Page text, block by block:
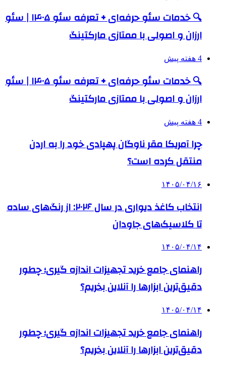
🔍 خدمات سئو حرفه‌ای + تعرفه سئو ۱۴۰۵ | سئو
ارزان و اصولی با ممتازی مارکتینگ
4 هفته پیش
🔍 خدمات سئو حرفه‌ای + تعرفه سئو ۱۴۰۵ | سئو
ارزان و اصولی با ممتازی مارکتینگ
4 هفته پیش
چرا آمریکا مقر ناوگان پهپادی خود را به اردن
منتقل کرده است؟
۱۴۰۵/۰۴/۱۶
انتخاب کاغذ دیواری در سال ۲۰۲۶: از رنگ‌های ساده
تا کلاسیک‌های جاودان
۱۴۰۵/۰۴/۱۴
راهنمای جامع خرید تجهیزات اندازه گیری؛ چطور
دقیق‌ترین ابزارها را آنلاین بخریم؟
۱۴۰۵/۰۴/۱۴
راهنمای جامع خرید تجهیزات اندازه گیری؛ چطور
دقیق‌ترین ابزارها را آنلاین بخریم؟